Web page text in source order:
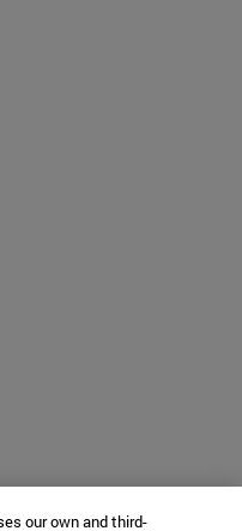
our own and third-